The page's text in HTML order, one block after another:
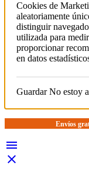
Cookies de
aleatoriamente
distinguir
utilizada para
proporcionar
en datos
GuardarNo estoy
Envíos

